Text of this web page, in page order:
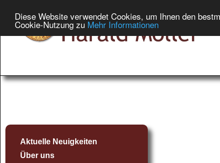
Diese Website verwendet Cookies, um Ihnen den
Cookie-Nutzung zu Mehr Informationen
Aktuelle Neuigkeiten
Über uns